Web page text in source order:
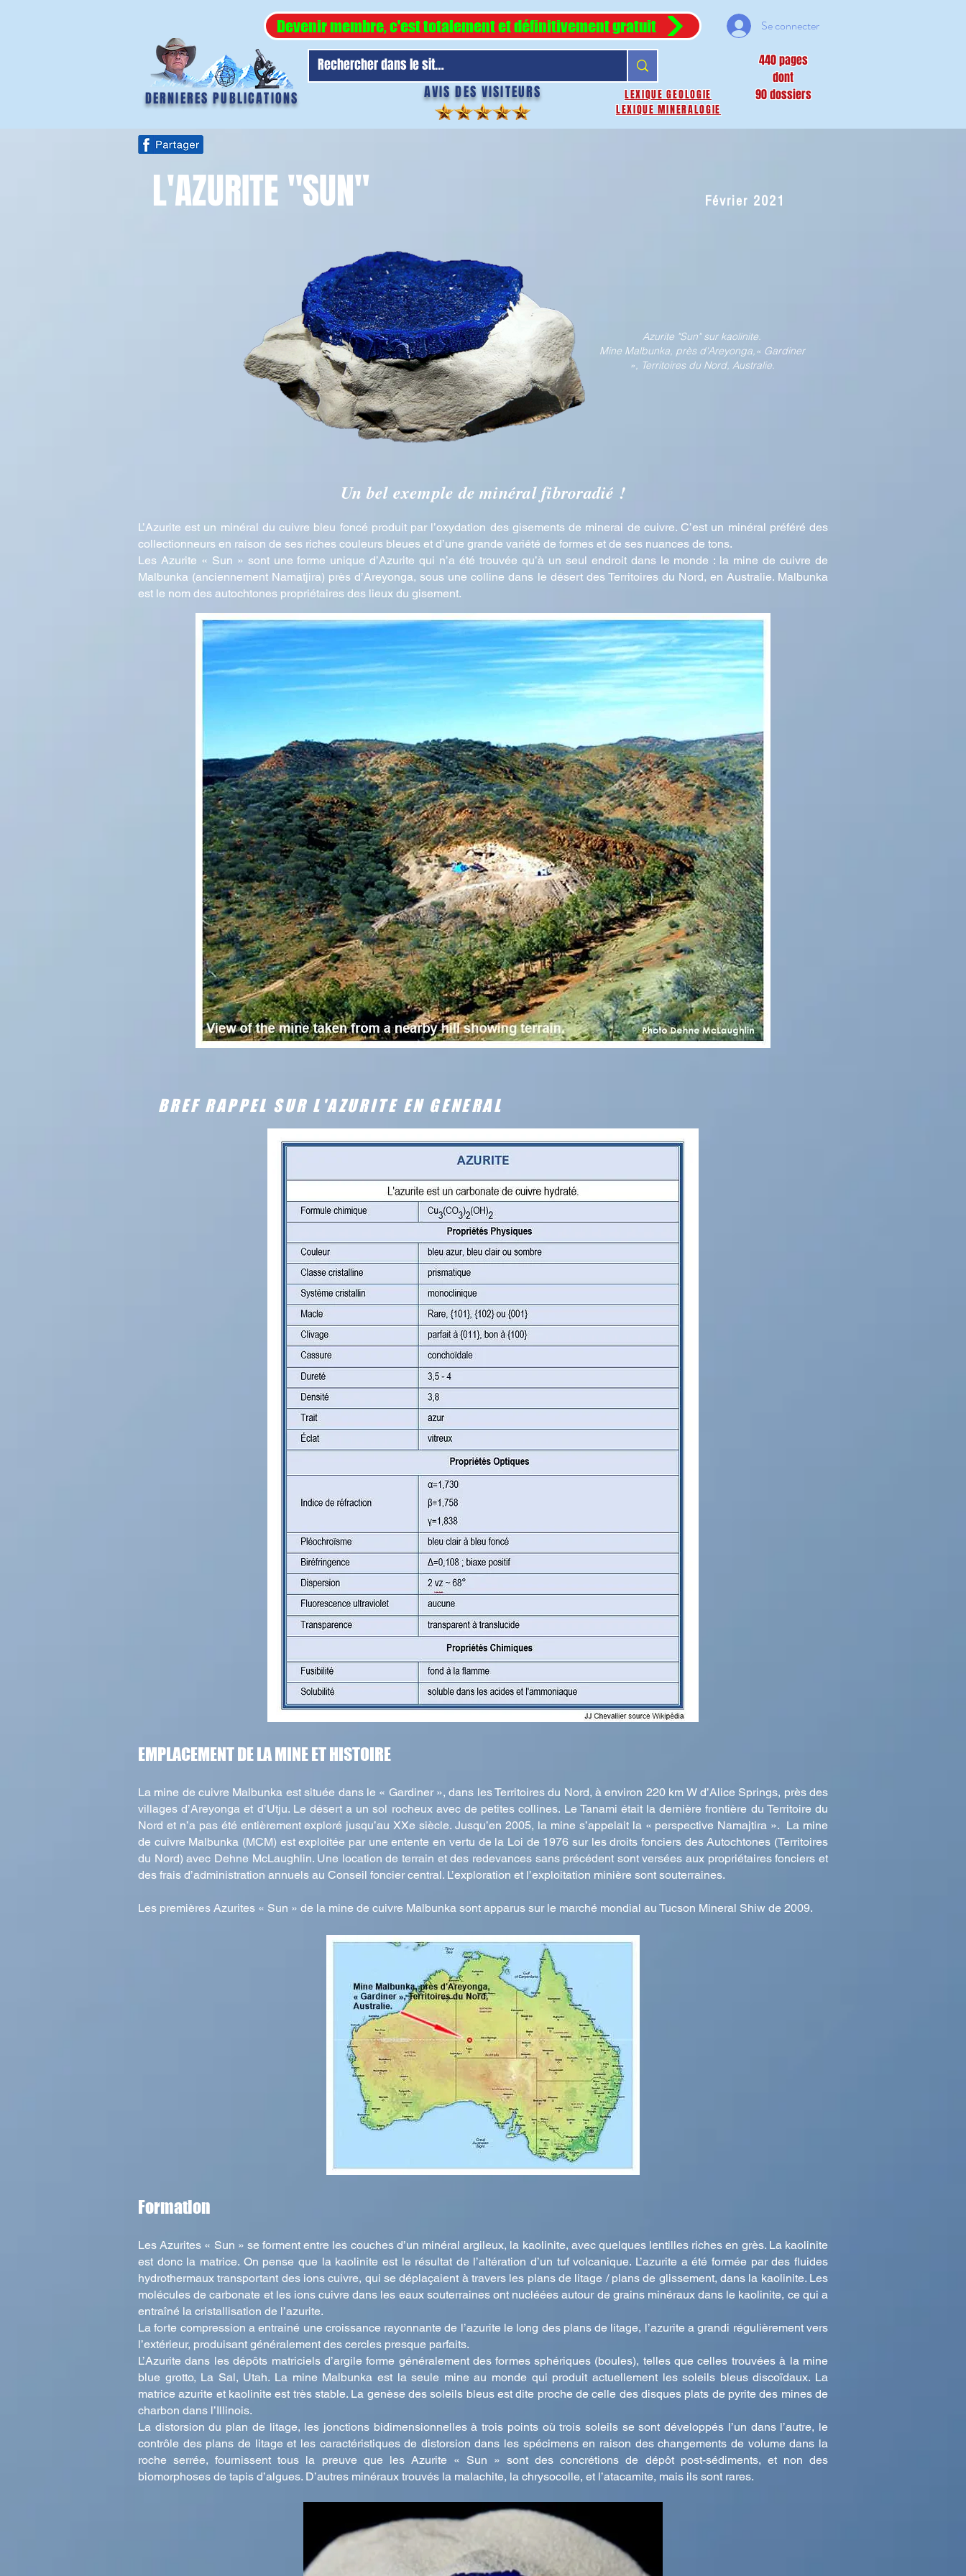
Devenir membre, c'est totalement et définitivement gratuit Se connecter
AVIS DES VISITEURS
DERNIERES PUBLICATIONS
LEXIQUE GEOLOGIE
LEXIQUE MINERALOGIE
440 pages
dont
90 dossiers
L'AZURITE "SUN" Février 2021
Azurite "Sun" sur kaolinite.
Mine Malbunka, près d'Areyonga,« Gardiner
», Territoires du Nord, Australie.
Un bel exemple de minéral fibroradié !
L’Azurite est un minéral du cuivre bleu foncé produit par l’oxydation des gisements de minerai de cuivre. C’est un minéral préféré des
collectionneurs en raison de ses riches couleurs bleues et d’une grande variété de formes et de ses nuances de tons.
Les Azurite « Sun » sont une forme unique d’Azurite qui n’a été trouvée qu’à un seul endroit dans le monde : la mine de cuivre de
Malbunka (anciennement Namatjira) près d’Areyonga, sous une colline dans le désert des Territoires du Nord, en Australie. Malbunka
est le nom des autochtones propriétaires des lieux du gisement.
BREF RAPPEL SUR L'AZURITE EN GENERAL
EMPLACEMENT DE LA MINE ET HISTOIRE
La mine de cuivre Malbunka est située dans le « Gardiner », dans les Territoires du Nord, à environ 220 km W d’Alice Springs, près des
villages d’Areyonga et d’Utju. Le désert a un sol rocheux avec de petites collines. Le Tanami était la dernière frontière du Territoire du
Nord et n’a pas été entièrement exploré jusqu’au XXe siècle. Jusqu’en 2005, la mine s’appelait la « perspective Namajtira ». La mine
de cuivre Malbunka (MCM) est exploitée par une entente en vertu de la Loi de 1976 sur les droits fonciers des Autochtones (Territoires
du Nord) avec Dehne McLaughlin. Une location de terrain et des redevances sans précédent sont versées aux propriétaires fonciers et
des frais d’administration annuels au Conseil foncier central. L’exploration et l’exploitation minière sont souterraines.
Les premières Azurites « Sun » de la mine de cuivre Malbunka sont apparus sur le marché mondial au Tucson Mineral Shiw de 2009.
Formation
Les Azurites « Sun » se forment entre les couches d’un minéral argileux, la kaolinite, avec quelques lentilles riches en grès. La kaolinite
est donc la matrice. On pense que la kaolinite est le résultat de l’altération d’un tuf volcanique. L’azurite a été formée par des fluides
hydrothermaux transportant des ions cuivre, qui se déplaçaient à travers les plans de litage / plans de glissement, dans la kaolinite. Les
molécules de carbonate et les ions cuivre dans les eaux souterraines ont nucléées autour de grains minéraux dans le kaolinite, ce qui a
entraîné la cristallisation de l’azurite.
La forte compression a entrainé une croissance rayonnante de l’azurite le long des plans de litage, l’azurite a grandi régulièrement vers
l’extérieur, produisant généralement des cercles presque parfaits.
L’Azurite dans les dépôts matriciels d’argile forme généralement des formes sphériques (boules), telles que celles trouvées à la mine
blue grotto, La Sal, Utah. La mine Malbunka est la seule mine au monde qui produit actuellement les soleils bleus discoïdaux. La
matrice azurite et kaolinite est très stable. La genèse des soleils bleus est dite proche de celle des disques plats de pyrite des mines de
charbon dans l’Illinois.
La distorsion du plan de litage, les jonctions bidimensionnelles à trois points où trois soleils se sont développés l’un dans l’autre, le
contrôle des plans de litage et les caractéristiques de distorsion dans les spécimens en raison des changements de volume dans la
roche serrée, fournissent tous la preuve que les Azurite « Sun » sont des concrétions de dépôt post-sédiments, et non des
biomorphoses de tapis d’algues. D’autres minéraux trouvés la malachite, la chrysocolle, et l’atacamite, mais ils sont rares.